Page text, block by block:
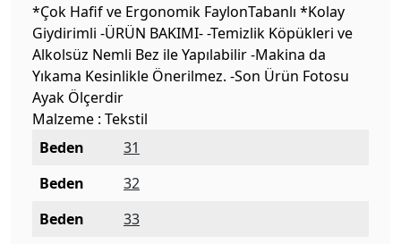
*Çok Hafif ve Ergonomik FaylonTabanlı *Kolay
Giydirimli -ÜRÜN BAKIMI- -Temizlik Köpükleri ve
Alkolsüz Nemli Bez ile Yapılabilir -Makina da
Yıkama Kesinlikle Önerilmez. -Son Ürün Fotosu
Ayak Ölçerdir
Malzeme : Tekstil
Beden
31
Beden
32
Beden
33